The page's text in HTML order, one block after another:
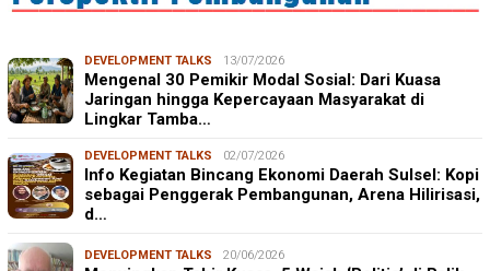
DEVELOPMENT TALKS 13/07/2026
Mengenal 30 Pemikir Modal Sosial: Dari Kuasa
Jaringan hingga Kepercayaan Masyarakat di
Lingkar Tamba…
DEVELOPMENT TALKS 02/07/2026
Info Kegiatan Bincang Ekonomi Daerah Sulsel: Kopi
sebagai Penggerak Pembangunan, Arena Hilirisasi,
d…
DEVELOPMENT TALKS 20/06/2026